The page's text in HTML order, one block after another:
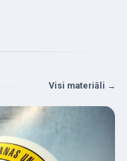
Visi materiāli →